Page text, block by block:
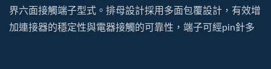
界六面接觸端子型式。排母設計採用多面包覆設計，有效增
加連接器的穩定性與電器接觸的可靠性，端子可經pin針多